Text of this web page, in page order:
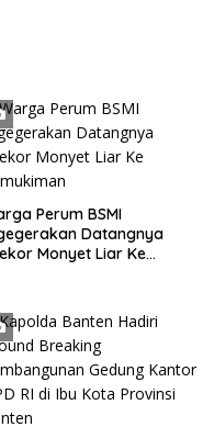
Perum BSMI
Datangnya
Monyet Liar Ke